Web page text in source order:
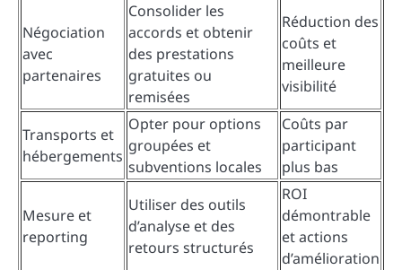
Négociation
avec
partenaires
Consolider les
accords et obtenir
des prestations
gratuites ou
remisées
Réduction des
coûts et
meilleure
visibilité
Transports et
hébergements
Opter pour options
groupées et
subventions locales
Coûts par
participant
plus bas
Mesure et
reporting
Utiliser des outils
d’analyse et des
retours structurés
ROI
démontrable
et actions
d’amélioration